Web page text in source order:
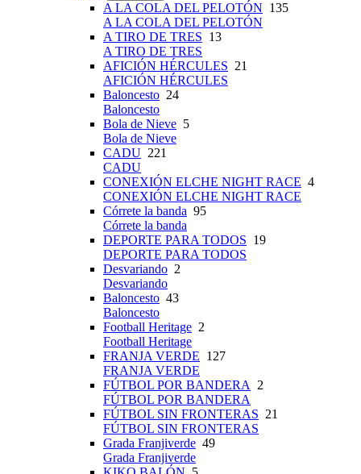
A LA COLA DEL PELOTÓN 135
A LA COLA DEL PELOTÓN
A TIRO DE TRES 13
A TIRO DE TRES
AFICIÓN HÉRCULES 21
AFICIÓN HÉRCULES
Baloncesto 24
Baloncesto
Bola de Nieve 5
Bola de Nieve
CADU 221
CADU
CONEXIÓN ELCHE NIGHT RACE 4
CONEXIÓN ELCHE NIGHT RACE
Córrete la banda 95
Córrete la banda
DEPORTE PARA TODOS 19
DEPORTE PARA TODOS
Desvariando 2
Desvariando
Baloncesto 43
Baloncesto
Football Heritage 2
Football Heritage
FRANJA VERDE 127
FRANJA VERDE
FÚTBOL POR BANDERA 2
FÚTBOL POR BANDERA
FÚTBOL SIN FRONTERAS 21
FÚTBOL SIN FRONTERAS
Grada Franjiverde 49
Grada Franjiverde